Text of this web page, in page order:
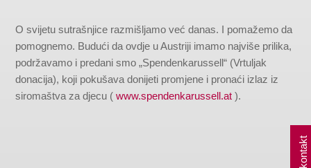
O svijetu sutrašnjice razmišljamo već danas. I pomažemo da
pomognemo. Budući da ovdje u Austriji imamo najviše prilika,
podržavamo i predani smo „Spendenkarussell“ (Vrtuljak
donacija), koji pokušava donijeti promjene i pronaći izlaz iz
siromaštva za djecu (www.spendenkarussell.at ).